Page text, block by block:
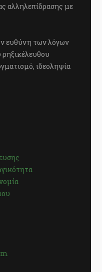
αλληλεπίδρασης με
ευθύνη των λόγων
ρηξικέλευθου
ιδεοληψία